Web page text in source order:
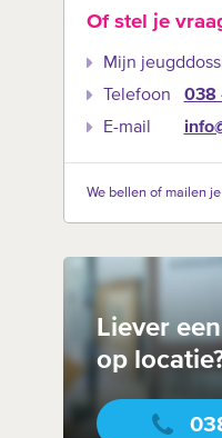
Of stel je
Mijn
Telefoon
038
E-mail
We bellen of mailen je
Liever
op